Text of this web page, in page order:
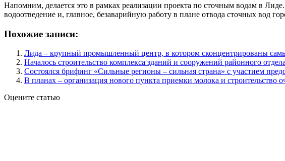
Напомним, делается это в рамках реализации проекта по сточным водам в
водоотведение и, главное, безаварийную работу в плане отвода сточных вод
Похожие записи:
Лида – крупный промышленный центр, в котором сконцентрированы
Началось строительство комплекса зданий и сооружений районного
Состоялся брифинг «Сильные регионы – сильная страна» с участием
В планах – организация нового пункта приемки молока и строительство
Оцените статью